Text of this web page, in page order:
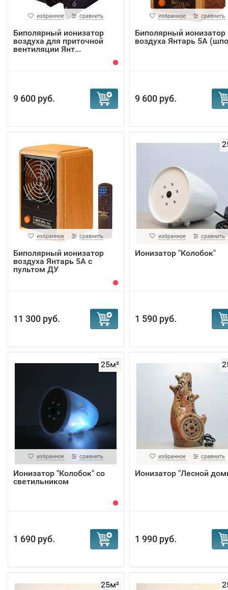
избранное сравнить
Биполярный ионизатор
воздуха для приточной
вентиляции Янт...
9 600 руб.
избранное сравнить
Биполярный ионизатор
воздуха Янтарь 5А
9 600 руб.
избранное сравнить
Биполярный ионизатор
воздуха Янтарь 5А с
пультом ДУ
11 300 руб.
избранное сравнить
Ионизатор "Колобок"
1 590 руб.
25м²
избранное сравнить
Ионизатор "Колобок" со
светильником
1 690 руб.
избранное сравнить
Ионизатор "Лесной
1 990 руб.
25м²